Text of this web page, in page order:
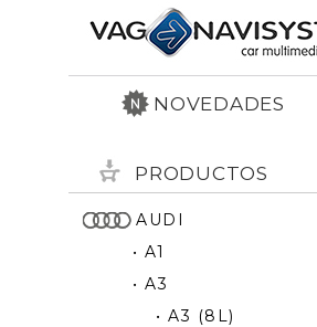
NOVEDADES
PRODUCTOS
AUDI
• A1
• A3
• A3 (8L)